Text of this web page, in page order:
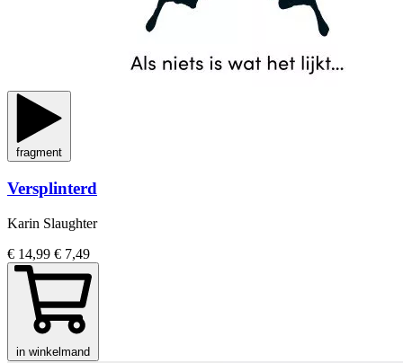
fragment
Versplinterd
Karin Slaughter
€ 14,99 € 7,49
in winkelmand